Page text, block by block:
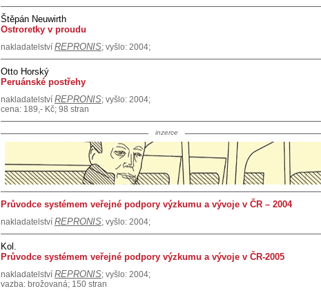
Štěpán Neuwirth
Ostroretky v proudu
nakladatelství REPRONIS; vyšlo: 2004;
Otto Horský
Peruánské postřehy
nakladatelství REPRONIS; vyšlo: 2004;
cena: 189,- Kč; 98 stran
inzerce
Průvodce systémem veřejné podpory výzkumu a vývoje v ČR – 2004
nakladatelství REPRONIS; vyšlo: 2004;
Kol.
Průvodce systémem veřejné podpory výzkumu a vývoje v ČR-2005
nakladatelství REPRONIS; vyšlo: 2004;
vazba: brožovaná; 150 stran